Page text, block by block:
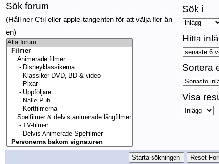
Sök forum
(Håll ner Ctrl eller apple-tangenten för att välja fler än
en)
Sök i
Hitta
Sortera
Visa